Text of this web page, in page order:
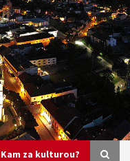
Kam za kulturou?